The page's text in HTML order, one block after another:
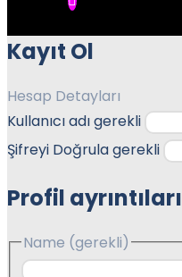
Kayıt Ol
Hesap Detayları
Kullanıcı adıgerekli
Şifreyi Doğrulagerekli
Profil ayrıntıları
Name (gerekli)